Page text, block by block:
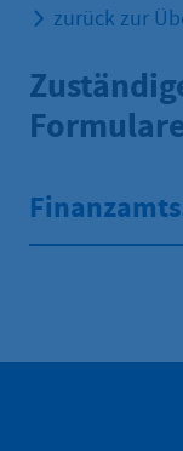
zurück zur
Formulare